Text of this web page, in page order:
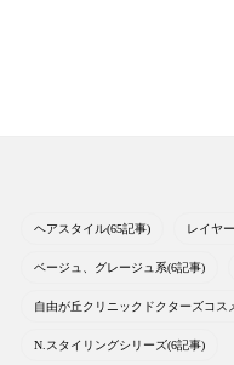
ヘアスタイル(65記事) レイヤ
ベージュ、グレージュ系(6記事)
自由が丘クリニックドクターズコス
N.スタイリングシリーズ(6記事)